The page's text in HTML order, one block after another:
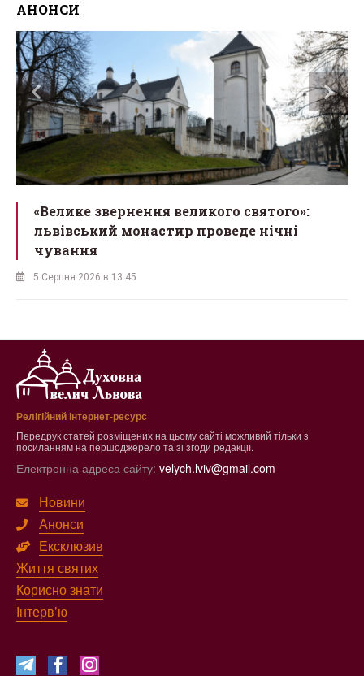
АНОНСИ
звернення великого святого»:
монастир проведе нічні
2026 в 13:45
Кожен
Релігійний інтернет-ресурс
Передрук статей розміщених на цьому сайті можливий тільки з
посиланням на першоджерело та зі згоди редакції.
Електронна адреса сайту: velych.lviv@gmail.com
Новини
Анонси
Ексклюзив
Життя святих
Корисно знати
Інтерв’ю